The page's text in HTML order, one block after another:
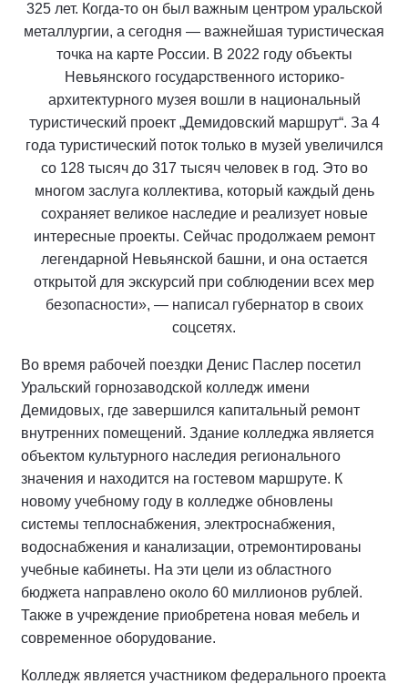
325 лет. Когда-то он был важным центром уральской
металлургии, а сегодня — важнейшая туристическая
точка на карте России. В 2022 году объекты
Невьянского государственного историко-
архитектурного музея вошли в национальный
туристический проект „Демидовский маршрут“. За 4
года туристический поток только в музей увеличился
со 128 тысяч до 317 тысяч человек в год. Это во
многом заслуга коллектива, который каждый день
сохраняет великое наследие и реализует новые
интересные проекты. Сейчас продолжаем ремонт
легендарной Невьянской башни, и она остается
открытой для экскурсий при соблюдении всех мер
безопасности», — написал губернатор в своих
соцсетях.
Во время рабочей поездки Денис Паслер посетил
Уральский горнозаводской колледж имени
Демидовых, где завершился капитальный ремонт
внутренних помещений. Здание колледжа является
объектом культурного наследия регионального
значения и находится на гостевом маршруте. К
новому учебному году в колледже обновлены
системы теплоснабжения, электроснабжения,
водоснабжения и канализации, отремонтированы
учебные кабинеты. На эти цели из областного
бюджета направлено около 60 миллионов рублей.
Также в учреждение приобретена новая мебель и
современное оборудование.
Колледж является участником федерального проекта